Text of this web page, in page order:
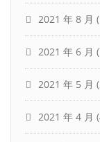
2021 年 8 月
2021 年 6 月
2021 年 5 月
2021 年 4 月